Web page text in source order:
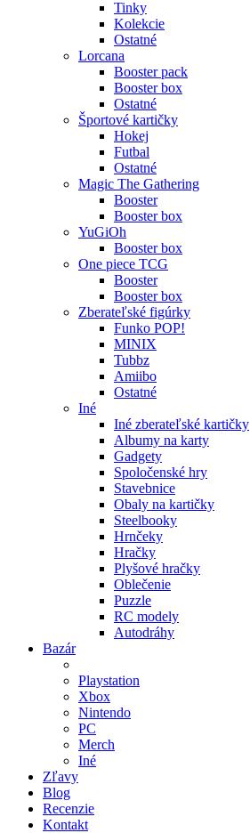
Tinky
Kolekcie
Ostatné
Lorcana
Booster pack
Booster box
Ostatné
Športové kartičky
Hokej
Futbal
Ostatné
Magic The Gathering
Booster
Booster box
YuGiOh
Booster box
One piece TCG
Booster
Booster box
Zberateľské figúrky
Funko POP!
MINIX
Tubbz
Amiibo
Ostatné
Iné
Iné zberateľské kartičky
Albumy na karty
Gadgety
Spoločenské hry
Stavebnice
Obaly na kartičky
Steelbooky
Hrnčeky
Hračky
Plyšové hračky
Oblečenie
Puzzle
RC modely
Autodráhy
Bazár
Playstation
Xbox
Nintendo
PC
Merch
Iné
Zľavy
Blog
Recenzie
Kontakt